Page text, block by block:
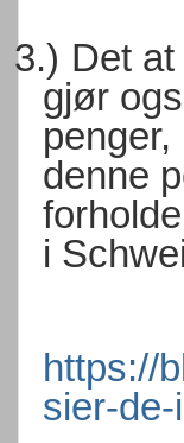
3.) Det
gjør
denne
i
https://
sier-